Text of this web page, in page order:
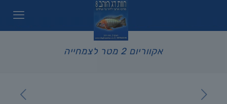
אקווריום 2 מטר לצמחייה